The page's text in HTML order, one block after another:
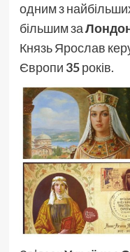
одним з
більшим за
Князь Ярослав
Європи 35років.